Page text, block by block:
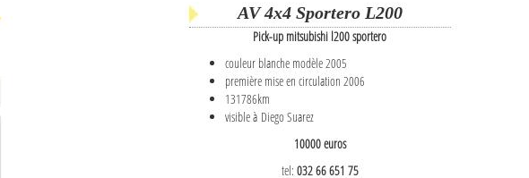
AV 4x4 Sportero L200
Pick-up mitsubishi l200 sportero
couleur blanche modèle 2005
première mise en circulation 2006
131786km
visible à Diego Suarez
10000 euros
tel: 032 66 651 75